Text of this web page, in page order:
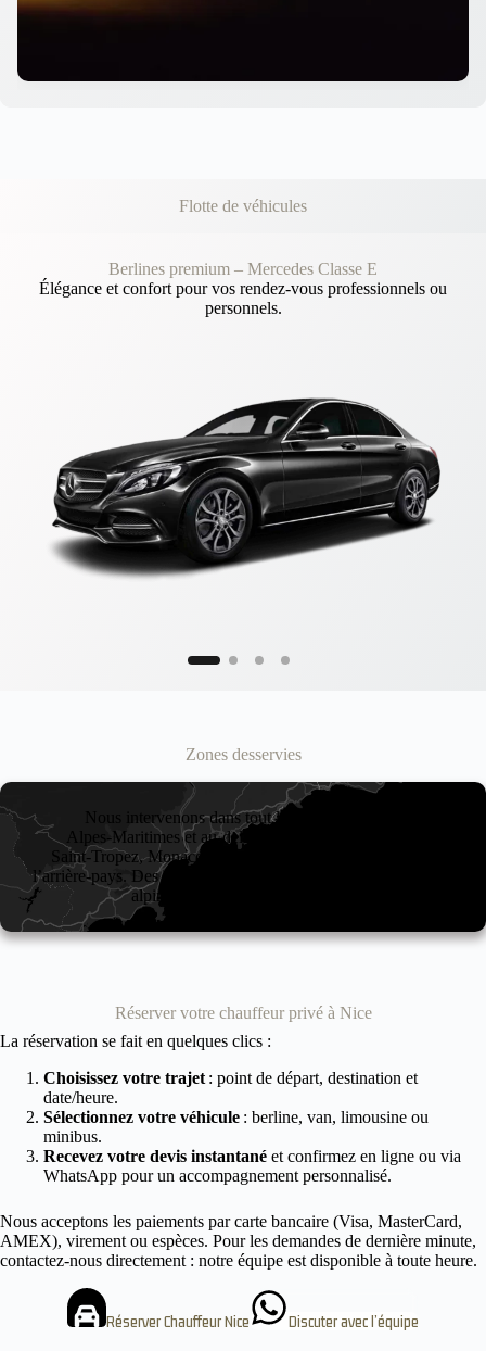
Flotte de véhicules
Berlines premium – Mercedes Classe E
Élégance et confort pour vos rendez‑vous professionnels ou
personnels.
Zones desservies
Nous intervenons dans tout le département des
Alpes‑Maritimes et au‑delà : Nice, Cannes, Antibes,
Saint‑Tropez, Monaco, Menton, ainsi que les villages de
l’arrière‑pays. Des trajets vers Marseille, l’Italie ou les stations
alpines sont également proposés.
Réserver votre chauffeur privé à Nice
La réservation se fait en quelques clics :
Choisissez votre trajet : point de départ, destination et
date/heure.
Sélectionnez votre véhicule : berline, van, limousine ou
minibus.
Recevez votre devis instantané et confirmez en ligne ou via
WhatsApp pour un accompagnement personnalisé.
Nous acceptons les paiements par carte bancaire (Visa, MasterCard,
AMEX), virement ou espèces. Pour les demandes de dernière minute,
contactez‑nous directement : notre équipe est disponible à toute heure.
Réserver Chauffeur Nice Discuter avec l’équipe